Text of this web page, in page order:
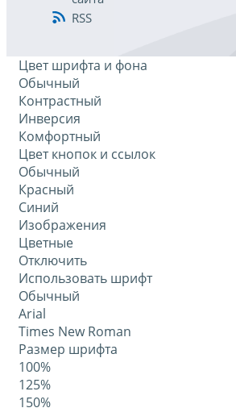
RSS
Цвет шрифта и фона
Обычный
Контрастный
Инверсия
Комфортный
Цвет кнопок и ссылок
Обычный
Красный
Синий
Изображения
Цветные
Отключить
Использовать шрифт
Обычный
Arial
Times New Roman
Размер шрифта
100%
125%
150%